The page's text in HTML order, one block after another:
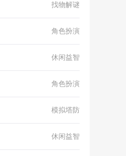
找物解谜
角色扮演
休闲益智
角色扮演
模拟塔防
休闲益智